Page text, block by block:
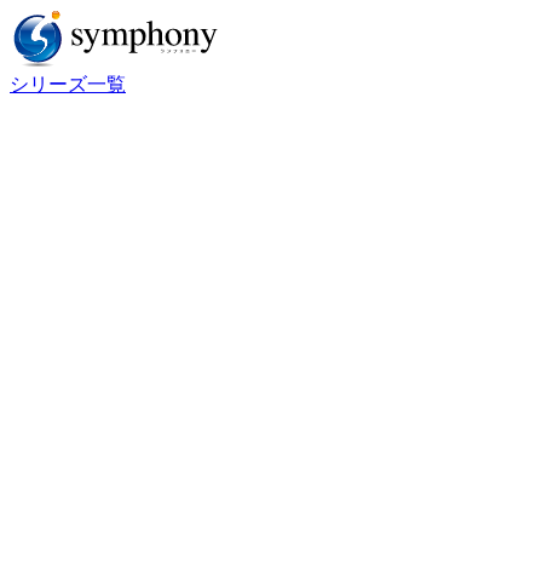
シリーズ一覧